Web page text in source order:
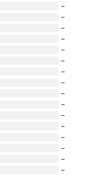
~
~
~
~
~
~
~
~
~
~
~
~
~
~
~
~